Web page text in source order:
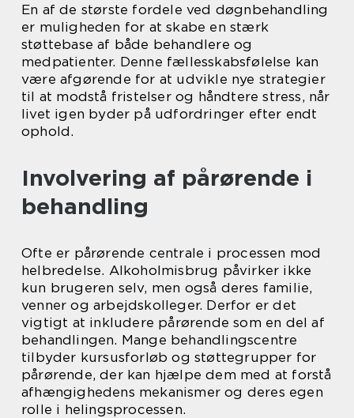
En af de største fordele ved døgnbehandling
er muligheden for at skabe en stærk
støttebase af både behandlere og
medpatienter. Denne fællesskabsfølelse kan
være afgørende for at udvikle nye strategier
til at modstå fristelser og håndtere stress, når
livet igen byder på udfordringer efter endt
ophold.
Involvering af pårørende i
behandling
Ofte er pårørende centrale i processen mod
helbredelse. Alkoholmisbrug påvirker ikke
kun brugeren selv, men også deres familie,
venner og arbejdskolleger. Derfor er det
vigtigt at inkludere pårørende som en del af
behandlingen. Mange behandlingscentre
tilbyder kursusforløb og støttegrupper for
pårørende, der kan hjælpe dem med at forstå
afhængighedens mekanismer og deres egen
rolle i helingsprocessen.